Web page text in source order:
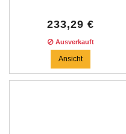
233,29 €
Ausverkauft
Ansicht